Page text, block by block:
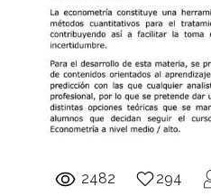
2482 294